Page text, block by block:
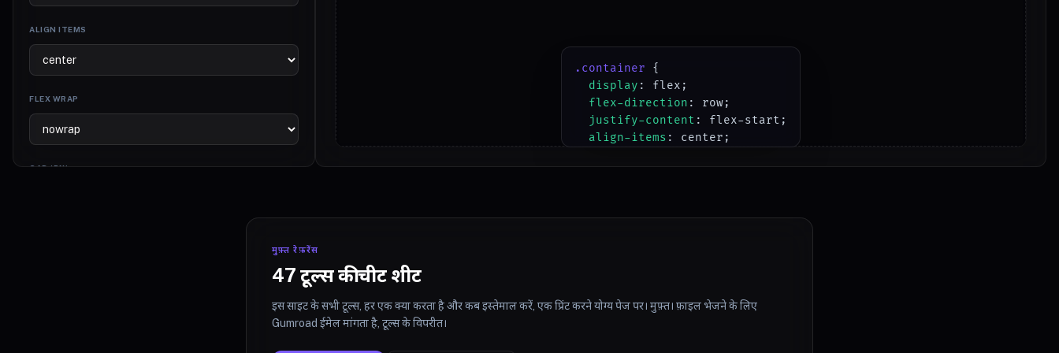
ALIGN ITEMS
FLEX WRAP
GAP (PX)
.container {
display : flex;
flex-direction : row;
justify-content : flex-start;
align-items : center;
मुफ़्त रेफ़रेंस
47 टूल्स की चीट शीट
इस साइट के सभी टूल्स, हर एक क्या करता है और कब इस्तेमाल करें, एक प्रिंट करने योग्य पेज पर। मुफ़्त। फ़ाइल भेजने के लिए
Gumroad ईमेल मांगता है, टूल्स के विपरीत।